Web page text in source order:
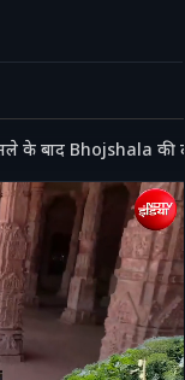
बाद Bhojshala की